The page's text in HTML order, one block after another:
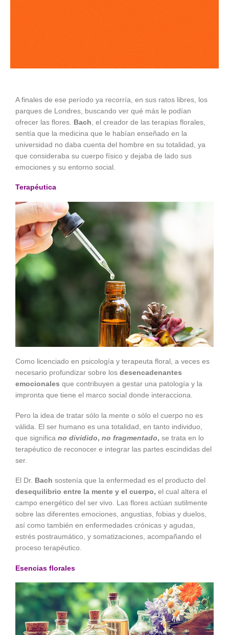
A finales de ese período ya recorría, en sus ratos libres, los
parques de Londres, buscando ver qué más le podían
ofrecer las flores. Bach , el creador de las terapias florales,
sentía que la medicina que le habían enseñado en la
universidad no daba cuenta del hombre en su totalidad, ya
que consideraba su cuerpo físico y dejaba de lado sus
emociones y su entorno social.
Terapéutica
Como licenciado en psicología y terapeuta floral, a veces es
necesario profundizar sobre los desencadenantes
emocionales que contribuyen a gestar una patología y la
impronta que tiene el marco social donde interacciona.
Pero la idea de tratar sólo la mente o sólo el cuerpo no es
válida. El ser humano es una totalidad, en tanto individuo,
que significa no dividido, no fragmentado, se trata en lo
terapéutico de reconocer e integrar las partes escindidas del
ser.
El Dr. Bach sostenía que la enfermedad es el producto del
desequilibrio entre la mente y el cuerpo, el cual altera el
campo energético del ser vivo. Las flores actúan sutilmente
sobre las diferentes emociones, angustias, fobias y duelos,
así como también en enfermedades crónicas y agudas,
estrés postraumático, y somatizaciones, acompañando el
proceso terapéutico.
Esencias florales